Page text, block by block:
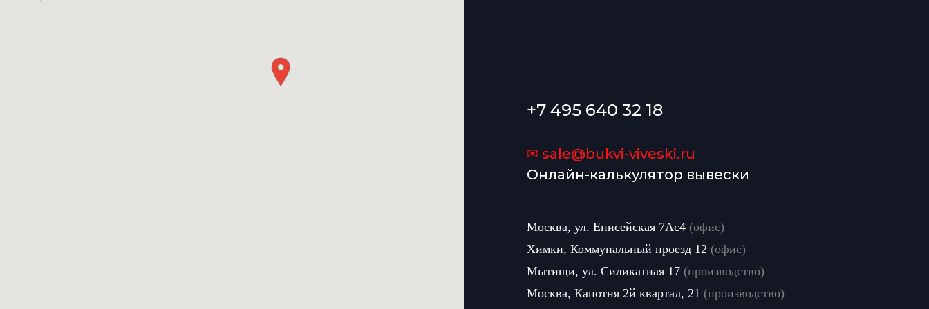
+7 495 640 32 18
✉ sale@bukvi-viveski.ru
Онлайн-калькулятор вывески
Москва, ул. Енисейская 7Ас4 (офис)
Химки, Коммунальный проезд 12 (офис)
Мытищи, ул. Силикатная 17 (производство)
Москва, Капотня 2й квартал, 21 (производство)